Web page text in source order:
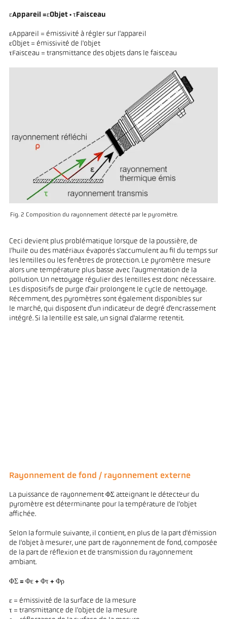
εAppareil =εObjet · τFaisceau
εAppareil = émissivité à régler sur l'appareil
εObjet = émissivité de l'objet
τFaisceau = transmittance des objets dans le faisceau
Fig. 2 Composition du rayonnement détecté par le pyromètre.
Ceci devient plus problématique lorsque de la poussière, de
l'huile ou des matériaux évaporés s'accumulent au fil du temps sur
les lentilles ou les fenêtres de protection. Le pyromètre mesure
alors une température plus basse avec l'augmentation de la
pollution. Un nettoyage régulier des lentilles est donc nécessaire.
Les dispositifs de purge d’air prolongent le cycle de nettoyage.
Récemment, des pyromètres sont également disponibles sur
le marché, qui disposent d'un indicateur de degré d’encrassement
intégré. Si la lentille est sale, un signal d'alarme retentit.
Rayonnement de fond / rayonnement externe
La puissance de rayonnement ΦΣ atteignant le détecteur du
pyromètre est déterminante pour la température de l'objet
affichée.
Selon la formule suivante, il contient, en plus de la part d'émission
de l'objet à mesurer, une part de rayonnement de fond, composée
de la part de réflexion et de transmission du rayonnement
ambiant.
ΦΣ = Φε + Φτ + Φρ
ε = émissivité de la surface de la mesure
τ = transmittance de l'objet de la mesure